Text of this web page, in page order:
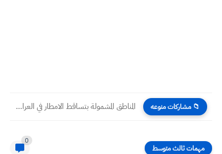
📁 مشاركات منوعه المناطق المشمولة بتساقط الامطار في العراق خلال ٢٤ ساعة القادمة
مهمات ثالث متوسط
0